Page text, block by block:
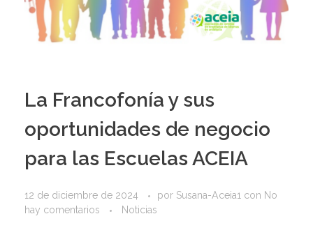
La Francofonía y sus
oportunidades de negocio
para las Escuelas ACEIA
12 de diciembre de 2024 por Susana-Aceia1 con No
hay comentarios
Noticias